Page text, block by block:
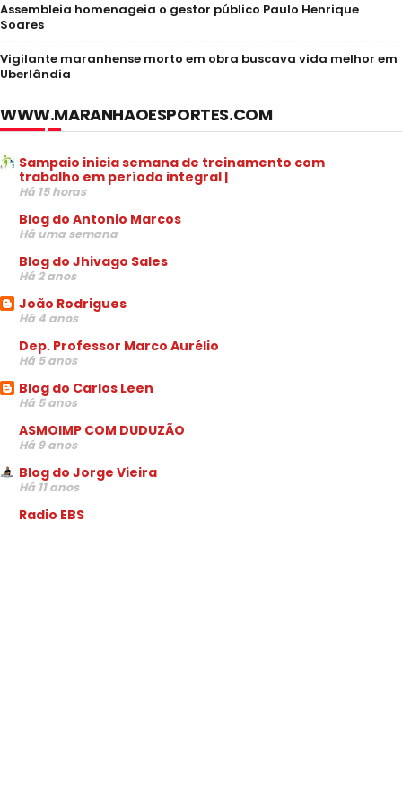
Assembleia homenageia o gestor público Paulo Henrique
Soares
Vigilante maranhense morto em obra buscava vida melhor em
Uberlândia
WWW.MARANHAOESPORTES.COM
Sampaio inicia semana de treinamento com
trabalho em período integral |
Há 15 horas
Blog do Antonio Marcos
Há uma semana
Blog do Jhivago Sales
Há 2 anos
João Rodrigues
Há 4 anos
Dep. Professor Marco Aurélio
Há 5 anos
Blog do Carlos Leen
Há 5 anos
ASMOIMP COM DUDUZÃO
Há 9 anos
Blog do Jorge Vieira
Há 11 anos
Radio EBS